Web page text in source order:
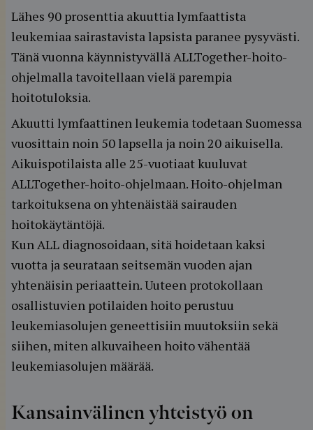
Lähes 90 prosenttia akuuttia lymfaattista
leukemiaa sairastavista lapsista paranee pysyvästi.
Tänä vuonna käynnistyvällä ALLTogether-hoito-
ohjelmalla tavoitellaan vielä parempia
hoitotuloksia.
Akuutti lymfaattinen leukemia todetaan Suomessa
vuosittain noin 50 lapsella ja noin 20 aikuisella.
Aikuispotilaista alle 25-vuotiaat kuuluvat
ALLTogether-hoito-ohjelmaan. Hoito-ohjelman
tarkoituksena on yhtenäistää sairauden
hoitokäytäntöjä.
Kun ALL diagnosoidaan, sitä hoidetaan kaksi
vuotta ja seurataan seitsemän vuoden ajan
yhtenäisin periaattein. Uuteen protokollaan
osallistuvien potilaiden hoito perustuu
leukemiasolujen geneettisiin muutoksiin sekä
siihen, miten alkuvaiheen hoito vähentää
leukemiasolujen määrää.
Kansainvälinen yhteistyö on